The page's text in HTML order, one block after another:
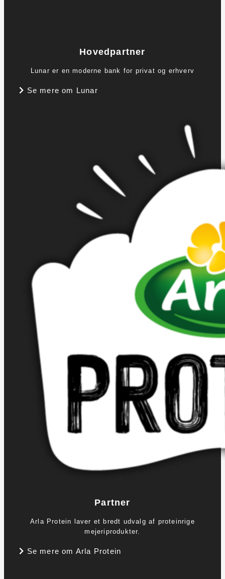
Hovedpartner
Lunar er en moderne bank for privat og erhverv
Se mere om Lunar
Partner
Arla Protein laver et bredt udvalg af proteinrige
mejeriprodukter.
Se mere om Arla Protein